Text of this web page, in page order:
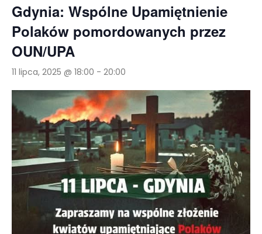
Gdynia: Wspólne Upamiętnienie
Polaków pomordowanych przez
OUN/UPA
11 lipca, 2025 @ 18:00 - 20:00